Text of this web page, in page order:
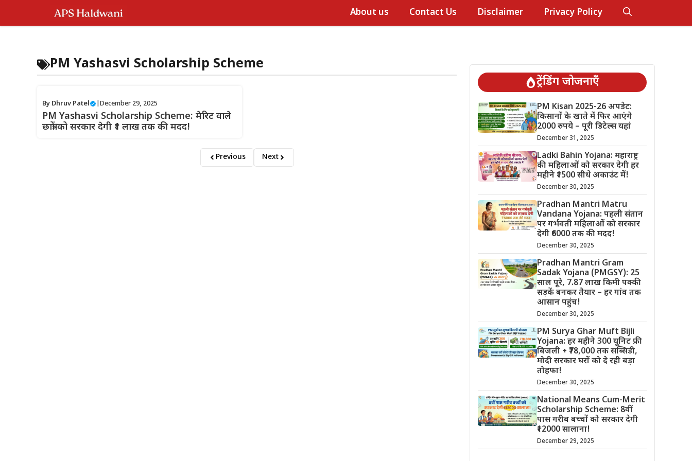
About us Contact Us Disclaimer Privacy Policy
PM Yashasvi Scholarship Scheme
By Dhruv Patel December 29, 2025
PM Yashasvi Scholarship Scheme: मेरिट वाले
छात्रों को सरकार देगी ₹1 लाख तक की मदद!
Previous Next
ट्रेंडिंग जोजनाएँ
PM Kisan 2025-26 अपडेट:
किसानों के खाते में फिर आएंगे
2000 रुपये – पूरी डिटेल्स यहां
December 31, 2025
Ladki Bahin Yojana: महाराष्ट्र
की महिलाओं को सरकार देगी हर
महीने ₹1500 सीधे अकाउंट में!
December 30, 2025
Pradhan Mantri Matru
Vandana Yojana: पहली संतान
पर गर्भवती महिलाओं को सरकार
देगी ₹6000 तक की मदद!
December 30, 2025
Pradhan Mantri Gram
Sadak Yojana (PMGSY): 25
साल पूरे, 7.87 लाख किमी पक्की
सड़कें बनकर तैयार – हर गांव तक
आसान पहुंच!
December 30, 2025
PM Surya Ghar Muft Bijli
Yojana: हर महीने 300 यूनिट फ्री
बिजली + ₹78,000 तक सब्सिडी,
मोदी सरकार घरों को दे रही बड़ा
तोहफा!
December 30, 2025
National Means Cum-Merit
Scholarship Scheme: 8वीं
पास गरीब बच्चों को सरकार देगी
₹12000 सालाना!
December 29, 2025